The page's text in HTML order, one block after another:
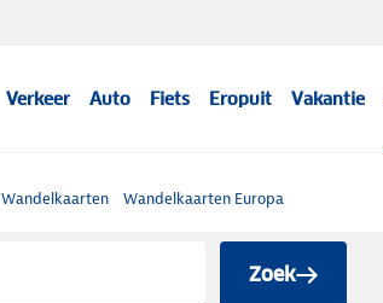
Verkeer Auto Fiets Eropuit Vakantie
Wandelkaarten Wandelkaarten Europa
Zoek